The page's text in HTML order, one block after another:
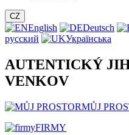
CZ
English Deutsch
русский
Українська
AUTENTICKÝ
VENKOV
MŮJ
FIRMY